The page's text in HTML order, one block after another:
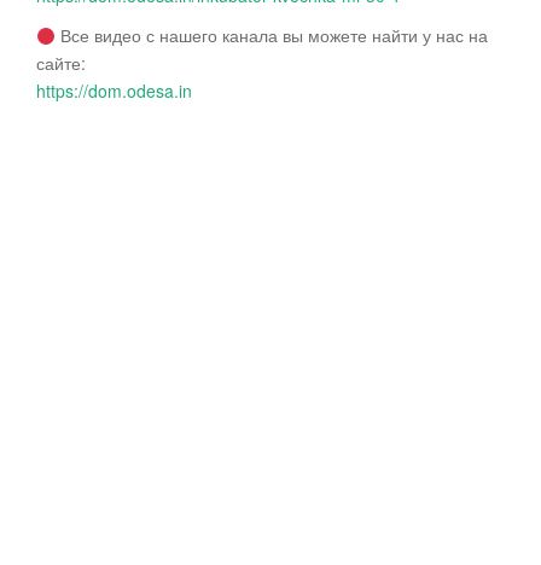
Все видео с нашего канала вы можете найти у нас на
сайте:
https://dom.odesa.in